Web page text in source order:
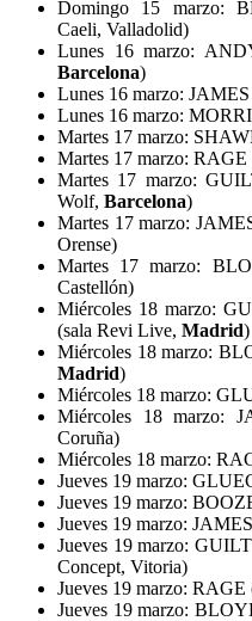
Domingo 15 marzo:
Caeli, Valladolid)
Lunes 16 marzo:
Barcelona)
Lunes 16 marzo:
Lunes 16 marzo:
Martes 17 marzo:
Martes 17 marzo: RAGE
Martes 17 marzo:
Wolf, Barcelona)
Martes 17 marzo:
Orense)
Martes 17 marzo:
Castellón)
Miércoles 18 marzo:
(sala Revi Live, Madrid)
Miércoles 18 marzo:
Madrid)
Miércoles 18 marzo:
Miércoles 18 marzo:
Coruña)
Miércoles 18 marzo:
Jueves 19 marzo:
Jueves 19 marzo:
Jueves 19 marzo:
Jueves 19 marzo:
Concept, Vitoria)
Jueves 19 marzo:
Jueves 19 marzo: